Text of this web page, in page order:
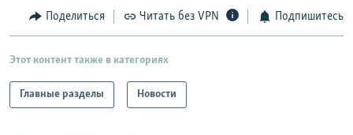
Поделиться Читать без VPN Подпишитесь
Этот контент также в категориях
Главные разделы Новости